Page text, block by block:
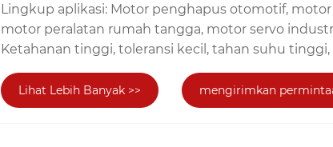
Lingkup aplikasi: Motor penghapus otomotif,
motor peralatan rumah tangga, motor servo
Ketahanan tinggi, toleransi kecil, tahan suhu tinggi,
Lihat Lebih Banyak >> mengirimkan